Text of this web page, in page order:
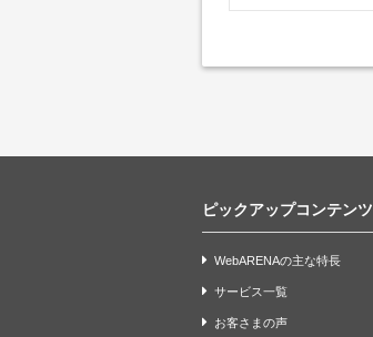
ピックアップコンテンツ
WebARENAの主な特長
サービス一覧
お客さまの声